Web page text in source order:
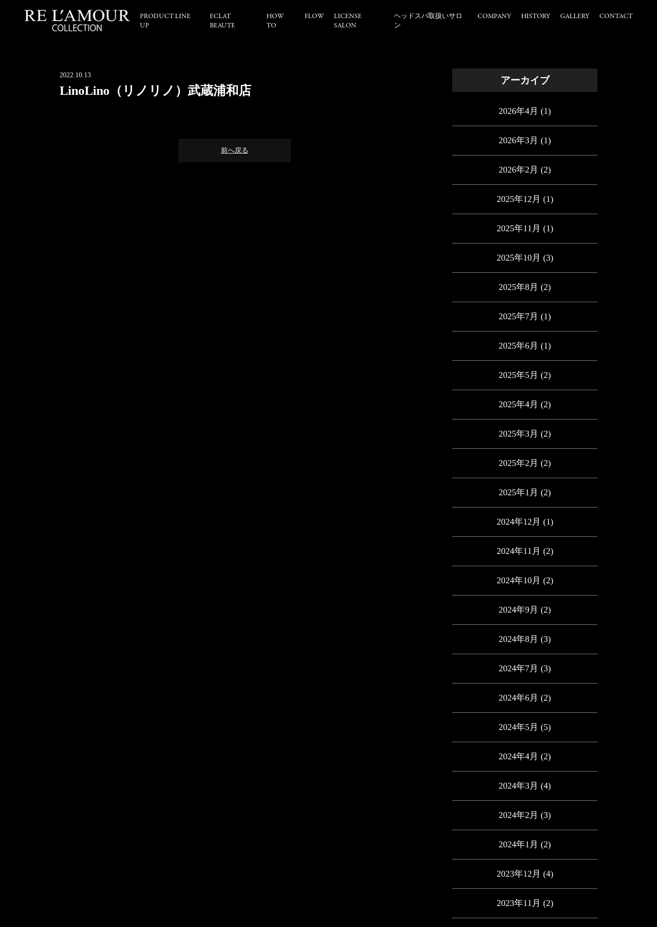
PRODUCT LINE
UP
ECLAT
BEAUTE
HOW
TO
FLOW
LICENSE
SALON
ヘッドスパ取扱いサロ
ン
COMPANY HISTORY GALLERY CONTACT
2022.10.13
LinoLino（リノリノ）武蔵浦和店
前へ戻る
アーカイブ
2026年4月 (1)
2026年3月 (1)
2026年2月 (2)
2025年12月 (1)
2025年11月 (1)
2025年10月 (3)
2025年8月 (2)
2025年7月 (1)
2025年6月 (1)
2025年5月 (2)
2025年4月 (2)
2025年3月 (2)
2025年2月 (2)
2025年1月 (2)
2024年12月 (1)
2024年11月 (2)
2024年10月 (2)
2024年9月 (2)
2024年8月 (3)
2024年7月 (3)
2024年6月 (2)
2024年5月 (5)
2024年4月 (2)
2024年3月 (4)
2024年2月 (3)
2024年1月 (2)
2023年12月 (4)
2023年11月 (2)